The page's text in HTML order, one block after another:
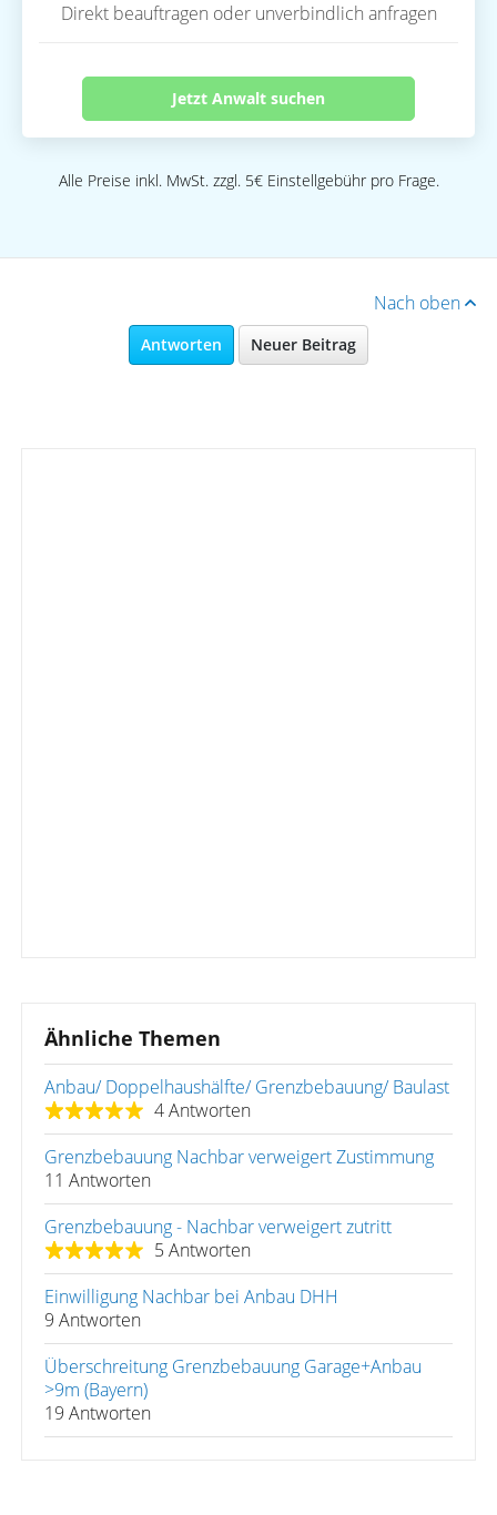
Direkt beauftragen oder unverbindlich anfragen
Jetzt Anwalt suchen
Alle Preise inkl. MwSt. zzgl. 5€ Einstellgebühr pro Frage.
Nach oben
Antworten Neuer Beitrag
Ähnliche Themen
Anbau/ Doppelhaushälfte/ Grenzbebauung/ Baulast
4 Antworten
Grenzbebauung Nachbar verweigert Zustimmung
11 Antworten
Grenzbebauung - Nachbar verweigert zutritt
5 Antworten
Einwilligung Nachbar bei Anbau DHH
9 Antworten
Überschreitung Grenzbebauung Garage+Anbau
>9m (Bayern)
19 Antworten